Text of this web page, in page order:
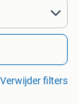
Verwijder filters